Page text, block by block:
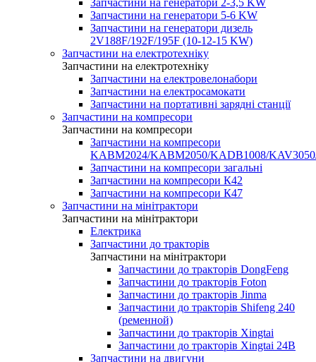
Запчастини на генератори 2-3,5 KW
Запчастини на генератори 5-6 KW
Запчастини на генератори дизель
2V188F/192F/195F (10-12-15 KW)
Запчастини на електротехніку
Запчастини на електротехніку
Запчастини на електровелонабори
Запчастини на електросамокати
Запчастини на портативні зарядні станції
Запчастини на компресори
Запчастини на компресори
Запчастини на компресори
KABM2024/KABM2050/KADB1008/
Запчастини на компресори загальні
Запчастини на компресори К42
Запчастини на компресори К47
Запчастини на мінітрактори
Запчастини на мінітрактори
Електрика
Запчастини до тракторів
Запчастини на мінітрактори
Запчастини до тракторів DongFeng
Запчастини до тракторів Foton
Запчастини до тракторів Jinma
Запчастини до тракторів Shifeng 240
(ременной)
Запчастини до тракторів Xingtai
Запчастини до тракторів Xingtai 24В
Запчастини на двигуни